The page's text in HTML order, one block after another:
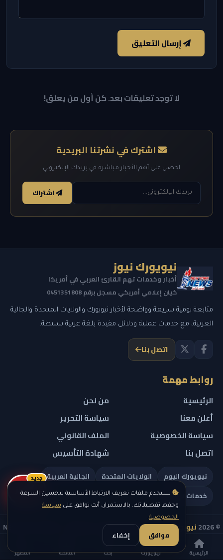
الرئيسية نيويورك بحث القائمة المظهر
نستخدم ملفات تعريف الارتباط الأساسية لتحسين السرعة
وحفظ تفضيلاتك. بالاستمرار، أنت توافق على سياسة
الخصوصية.
موافق إخفاء
إرسال التعليق
لا توجد تعليقات بعد. كن أول من يعلق!
اشترك في نشرتنا البريدية
احصل على أهم الأخبار مباشرة في بريدك الإلكتروني
اشتراك
نيويورك نيوز
أخبار وخدمات تهم القارئ العربي في أمريكا
كيان إعلامي أمريكي مسجل برقم 0451351808
متابعة يومية سريعة وواضحة لأخبار نيويورك والولايات المتحدة والجالية
العربية، مع خدمات عملية ودلائل مفيدة بلغة عربية بسيطة.
اتصل بنا
روابط مهمة
الرئيسية
من نحن
أعلن معنا
سياسة التحرير
سياسة الخصوصية
الملف القانوني
اتصل بنا
شهادة التأسيس
نيويورك اليوم الولايات المتحدة
الجالية العربية
خدمات تهمك
© 2026 نيويورك نيوز
— جميع الحقوق محفوظة — NEW YORK NEWS
IN ARABIC LLC — رقم التسجيل 0451351808
ريلز
جديد